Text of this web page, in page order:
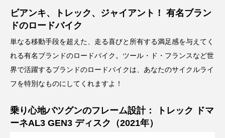
ビアンキ、トレック、ジャイアント！ 有名ブラン
ドのロードバイク
単なる移動手段を超えた、走る喜びと所有する満足感を与えてく
れる有名ブランドのロードバイク。ツール・ド・フランスなど世
界で活躍するブランドのロードバイクは、あなたのサイクルライ
フを特別なものにしてくれますよ！
乗り心地バツグンのフレーム設計： トレック ドマ
ーネAL3 GEN3 ディスク（2021年）